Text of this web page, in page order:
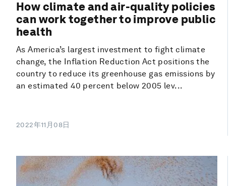
How climate and air-quality policies
can work together to improve public
health
As America’s largest investment to fight climate
change, the Inflation Reduction Act positions the
country to reduce its greenhouse gas emissions by
an estimated 40 percent below 2005 lev...
2022年11月08日